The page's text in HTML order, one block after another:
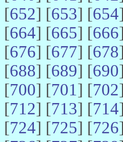
[652] [653] [654
[664] [665] [666
[676] [677] [678
[688] [689] [690
[700] [701] [702
[712] [713] [714
[724] [725] [726